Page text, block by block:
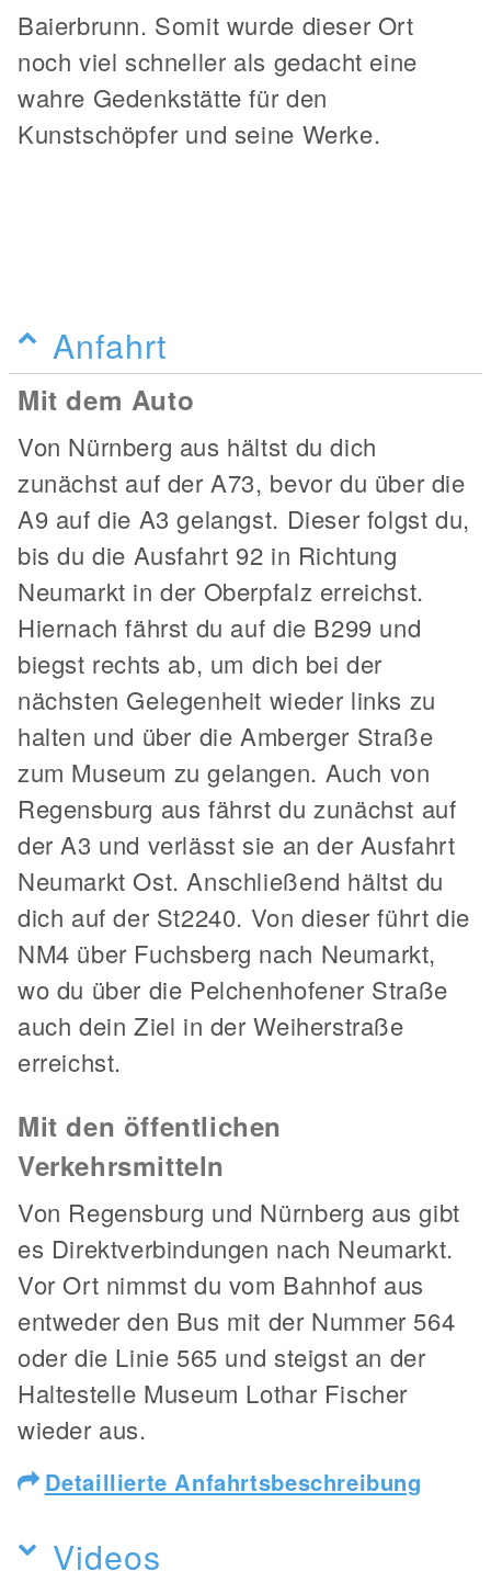
Baierbrunn. Somit wurde dieser Ort
noch viel schneller als gedacht eine
wahre Gedenkstätte für den
Kunstschöpfer und seine Werke.
Anfahrt
Mit dem Auto
Von Nürnberg aus hältst du dich
zunächst auf der A73, bevor du über die
A9 auf die A3 gelangst. Dieser folgst du,
bis du die Ausfahrt 92 in Richtung
Neumarkt in der Oberpfalz erreichst.
Hiernach fährst du auf die B299 und
biegst rechts ab, um dich bei der
nächsten Gelegenheit wieder links zu
halten und über die Amberger Straße
zum Museum zu gelangen. Auch von
Regensburg aus fährst du zunächst auf
der A3 und verlässt sie an der Ausfahrt
Neumarkt Ost. Anschließend hältst du
dich auf der St2240. Von dieser führt die
NM4 über Fuchsberg nach Neumarkt,
wo du über die Pelchenhofener Straße
auch dein Ziel in der Weiherstraße
erreichst.
Mit den öffentlichen
Verkehrsmitteln
Von Regensburg und Nürnberg aus gibt
es Direktverbindungen nach Neumarkt.
Vor Ort nimmst du vom Bahnhof aus
entweder den Bus mit der Nummer 564
oder die Linie 565 und steigst an der
Haltestelle Museum Lothar Fischer
wieder aus.
Detaillierte Anfahrtsbeschreibung
Videos